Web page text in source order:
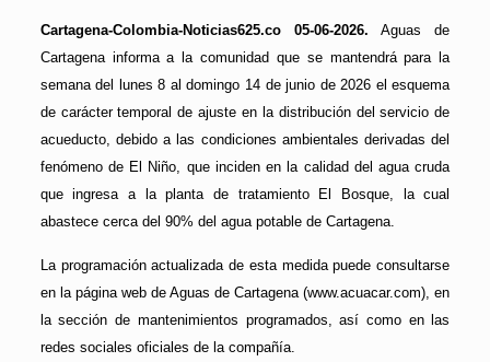
Cartagena-Colombia-Noticias625.co 05-06-2026.Aguas de
Cartagena informa a la comunidad que se mantendrá para la
semana del lunes 8 al domingo 14 de junio de 2026 el esquema
de carácter temporal de ajuste en la distribución del servicio de
acueducto, debido a las condiciones ambientales derivadas del
fenómeno de El Niño, que inciden en la calidad del agua cruda
que ingresa a la planta de tratamiento El Bosque, la cual
abastece cerca del 90% del agua potable de Cartagena.
La programación actualizada de esta medida puede consultarse
en la página web de Aguas de Cartagena (www.acuacar.com), en
la sección de mantenimientos programados, así como en las
redes sociales oficiales de la compañía.